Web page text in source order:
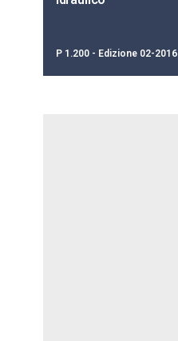
P 1.200 - Edizione 02-2016